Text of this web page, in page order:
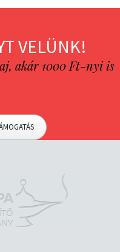
VELÜNK!
akár 1000 Ft-nyi is